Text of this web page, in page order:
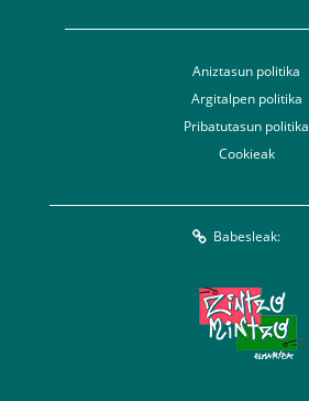
Aniztasun politika
Argitalpen politika
Pribatutasun politika
Cookieak
Babesleak: